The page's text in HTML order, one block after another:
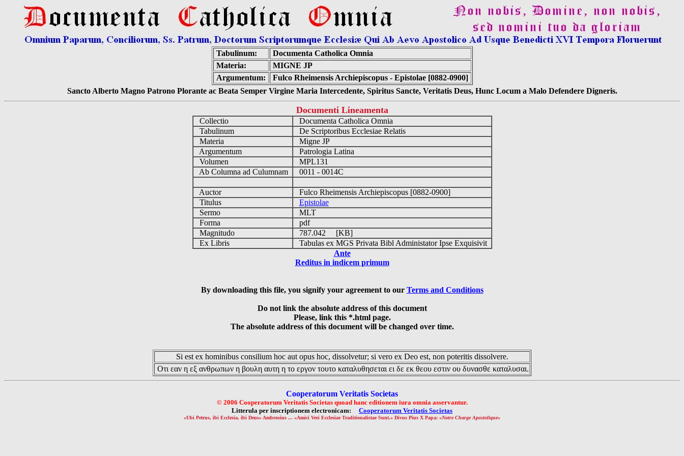
Tabulinum:
Documenta Catholica Omnia
Materia:
MIGNE JP
Argumentum:
Fulco Rheimensis Archiepiscopus - Epistolae [0882-0900]
Sancto Alberto Magno Patrono Plorante ac Beata Semper Virgine Maria Intercedente, Spiritus Sancte, Veritatis Deus, Hunc Locum a Malo Defendere Digneris.
Documenti Lineamenta
Collectio
Documenta Catholica Omnia
Tabulinum
De Scriptoribus Ecclesiae Relatis
Materia
Migne JP
Argumentum
Patrologia Latina
Volumen
MPL131
Ab Columna ad Culumnam
0011 - 0014C
Auctor
Fulco Rheimensis Archiepiscopus [0882-0900]
Titulus
Epistolae
Sermo
MLT
Forma
pdf
Magnitudo
787.042 [KB]
Ex Libris
Tabulas ex MGS Privata Bibl Administator Ipse Exquisivit
Ante
Reditus in indicem primum
By downloading this file, you signify your agreement to our Terms and Conditions
Do not link the absolute address of this document
Please, link this *.html page.
The absolute address of this document will be changed over time.
Si est ex hominibus consilium hoc aut opus hoc, dissolvetur; si vero ex Deo est, non poteritis dissolvere.
Οτι εαν η εξ ανθρωπων η βουλη αυτη η το εργον τουτο καταλυθησεται ει δε εκ θεου εστιν ου δυνασθε καταλυσαι.
Cooperatorum Veritatis Societas
© 2006 Cooperatorum Veritatis Societas quoad hanc editionem iura omnia asservantur.
Litterula per inscriptionem electronicam: Cooperatorum Veritatis Societas
«Ubi Petrus, ibi Ecclesia, ibi Deus» Ambrosius ... «Amici Veri Ecclesiae Traditionalistae Sunt.» Divus Pius X Papa: «Notre Charge Apostolique»